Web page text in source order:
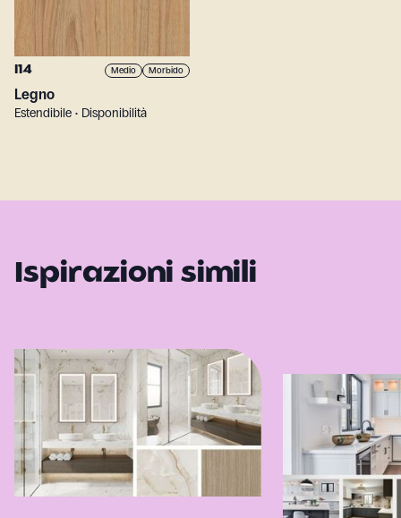
I14 Medio Morbido
Legno
Estendibile • Disponibilità
Ispirazioni simili